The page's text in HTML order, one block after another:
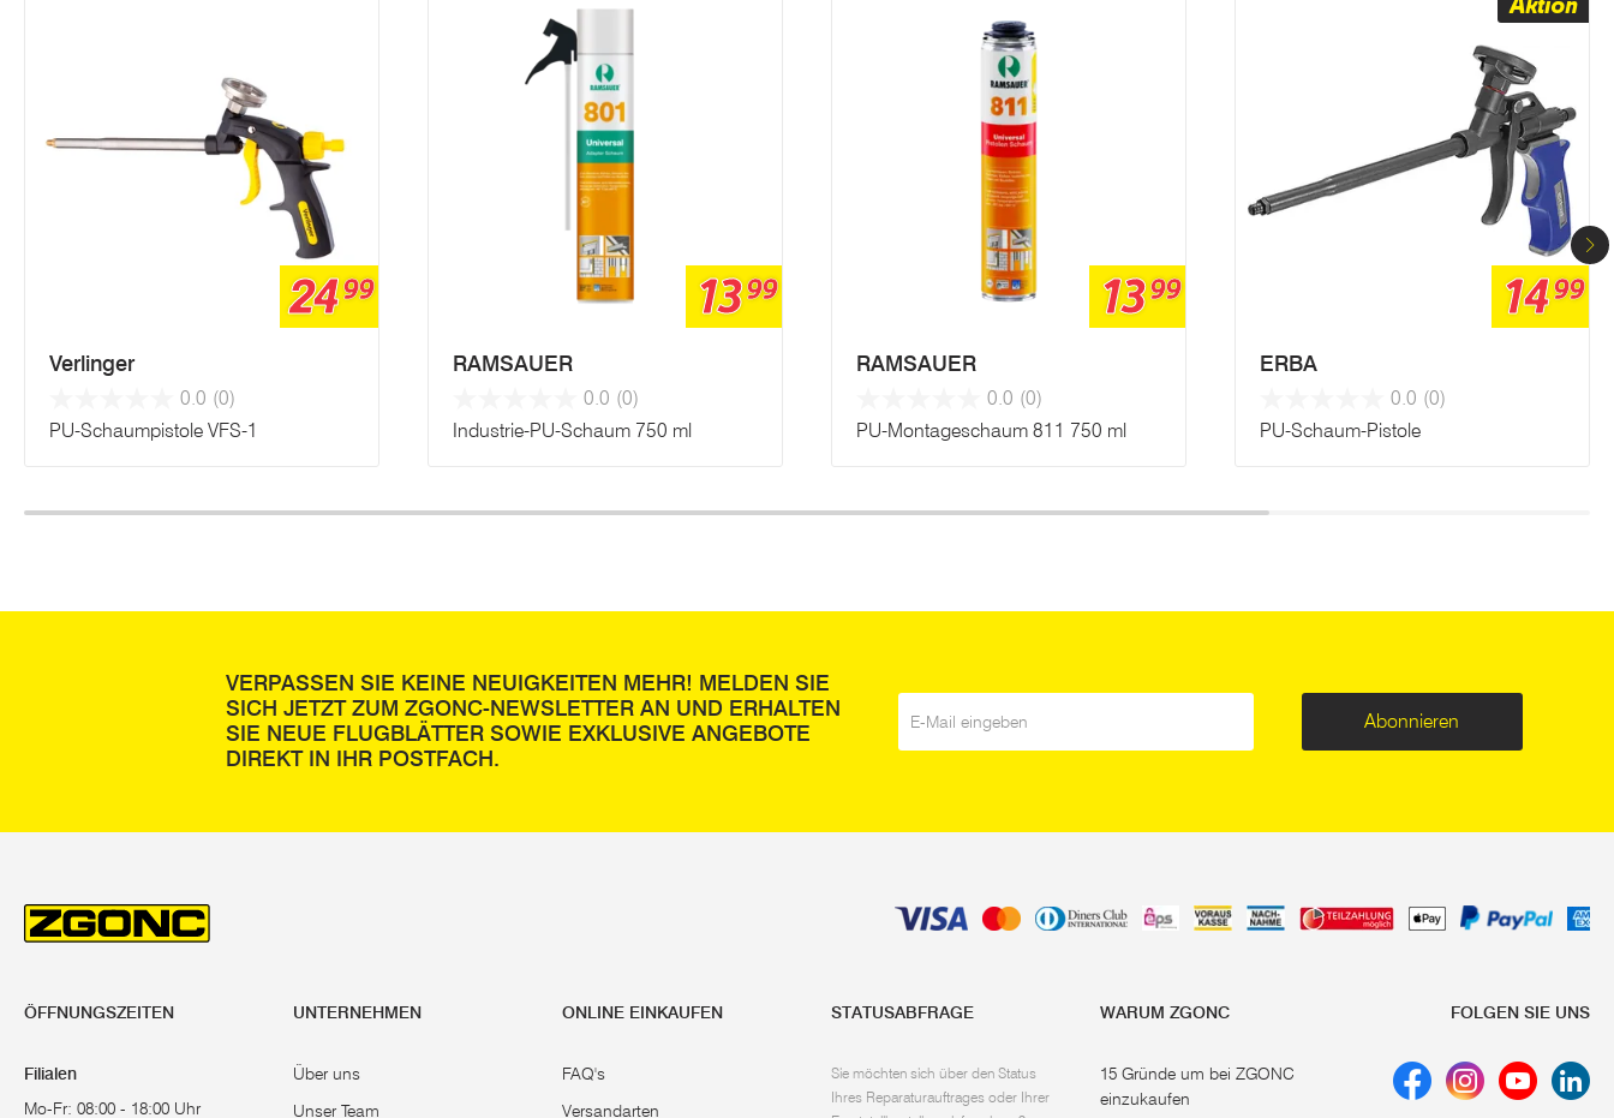
2499
Verlinger
0.0 (0)
PU-Schaumpistole VFS-1
1399
RAMSAUER
0.0 (0)
Industrie-PU-Schaum 750 ml
1399
RAMSAUER
0.0 (0)
PU-Montageschaum 811 750 ml
1499
ERBA
0.0 (0)
PU-Schaum-Pistole
VERPASSEN SIE KEINE NEUIGKEITEN MEHR! MELDEN SIE
SICH JETZT ZUM ZGONC-NEWSLETTER AN UND ERHALTEN
SIE NEUE FLUGBLÄTTER SOWIE EXKLUSIVE ANGEBOTE
DIREKT IN IHR POSTFACH.
Abonnieren
ÖFFNUNGSZEITEN
Filialen
Mo-Fr: 08:00 - 18:00 Uhr
UNTERNEHMEN
Über uns
Unser Team
ONLINE EINKAUFEN
FAQ's
Versandarten
STATUSABFRAGE
Sie möchten sich über den Status
Ihres Reparaturauftrages oder Ihrer
WARUM ZGONC
15 Gründe um bei ZGONC
einzukaufen
FOLGEN SIE UNS